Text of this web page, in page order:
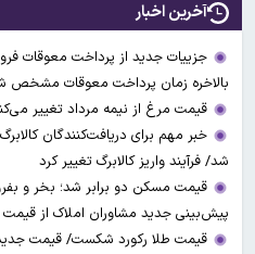
آخرین اخبار
جزییات جدید از پرداخت معوقات
بالاخره زمان پرداخت معوقات مشخص
قیمت مرغ از نیمه مرداد تغییر
خبر مهم برای دریافت‌کنندگان
شد/ فرآیند واریز کالابرگ تغییر کرد
قیمت مسکن دو برابر شد؛ بخر و
پیش‌بینی جدید مشاوران املاک از قیمت